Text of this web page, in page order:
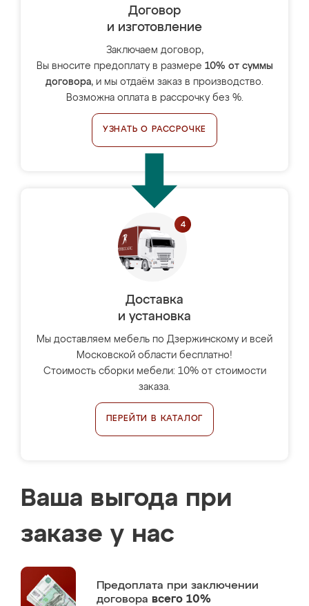
Договор
и изготовление
Заключаем договор,
Вы вносите предоплату в размере 10% от суммы
договора, и мы отдаём заказ в производство.
Возможна оплата в рассрочку без %.
УЗНАТЬ О РАССРОЧКЕ
Доставка
и установка
Мы доставляем мебель по Дзержинскому и всей
Московской области бесплатно!
Стоимость сборки мебели: 10% от стоимости
заказа.
ПЕРЕЙТИ В КАТАЛОГ
Ваша выгода при
заказе у нас
Предоплата при заключении
договора всего 10%